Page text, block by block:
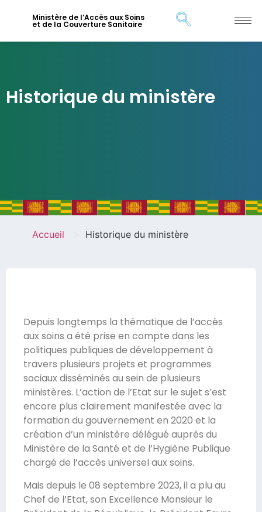
Ministère de l’Accès aux Soins
et de la Couverture Sanitaire
Historique du ministère
Accueil Historique du ministère
Depuis longtemps la thématique de l’accès
aux soins a été prise en compte dans les
politiques publiques de développement à
travers plusieurs projets et programmes
sociaux disséminés au sein de plusieurs
ministères. L’action de l’Etat sur le sujet s’est
encore plus clairement manifestée avec la
formation du gouvernement en 2020 et la
création d’un ministère délégué auprès du
Ministère de la Santé et de l’Hygiène Publique
chargé de l’accès universel aux soins.
Mais depuis le 08 septembre 2023, il a plu au
Chef de l’Etat, son Excellence Monsieur le